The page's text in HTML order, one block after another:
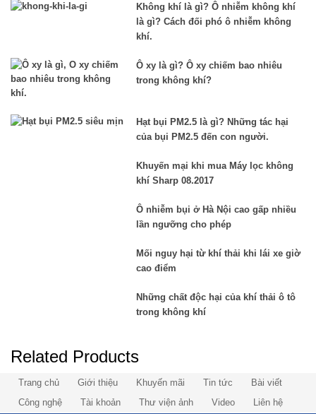
Không khí là gì? Ô nhiễm không khí
là gì? Cách đối phó ô nhiễm không
khí.
Ô xy là gì? Ô xy chiếm bao nhiêu
trong không khí?
Hạt bụi PM2.5 là gì? Những tác hại
của bụi PM2.5 đến con người.
Khuyến mại khi mua Máy lọc không
khí Sharp 08.2017
Ô nhiễm bụi ở Hà Nội cao gấp nhiều
lần ngưỡng cho phép
Mối nguy hại từ khí thải khi lái xe giờ
cao điểm
Những chất độc hại của khí thải ô tô
trong không khí
Related Products
Trang chủ Giới thiệu Khuyến mãi Tin tức
Bài viết
Công nghệ
Tài khoản Thư viện ảnh Video Liên hệ